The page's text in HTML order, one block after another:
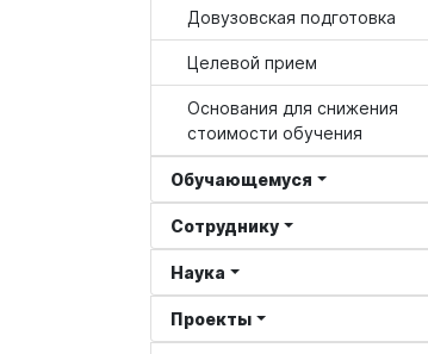
Довузовская подготовка
Целевой прием
Основания для снижения
стоимости обучения
Обучающемуся
Сотруднику
Наука
Проекты